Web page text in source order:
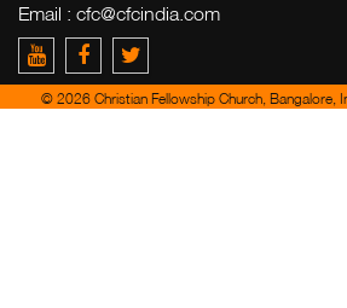
Email : cfc@cfcindia.com
© 2026 Christian Fellowship Church, Bangalore,